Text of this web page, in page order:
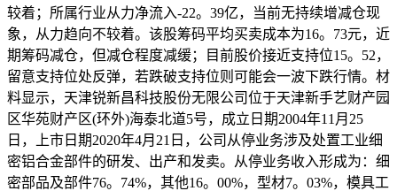
较着；所属行业从力净流入-22。39亿，当前无持续增减仓现
象，从力趋向不较着。该股筹码平均买卖成本为16。73元，近
期筹码减仓，但减仓程度减缓；目前股价接近支持位15。52，
留意支持位处反弹，若跌破支持位则可能会一波下跌行情。材
料显示，天津锐新昌科技股份无限公司位于天津新手艺财产园
区华苑财产区(环外)海泰北道5号，成立日期2004年11月25
日，上市日期2020年4月21日，公司从停业务涉及处置工业细
密铝合金部件的研发、出产和发卖。从停业务收入形成为：细
密部品及部件76。74%，其他16。00%，型材7。03%，模具工